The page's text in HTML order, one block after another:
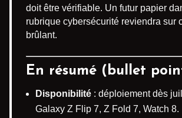
doit être vérifiable. Un futur papier
rubrique cybersécurité reviendra sur
brûlant.
En résumé (bullet
Disponibilité : déploiement dès
Galaxy Z Flip 7, Z Fold 7, Watch 8.